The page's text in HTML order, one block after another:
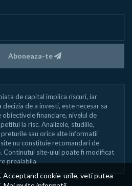
Aboneaza-te
de capital implica riscuri, iar
decizia de a investi, este necesar sa
obiectivele financiare, nivelul de
la risc. Analizele, studiile,
sau orice alte informatii
nu constituie recomandari de
Continutul site-ului poate fi modificat
prealabila.
Acceptand cookie-urile, veti putea